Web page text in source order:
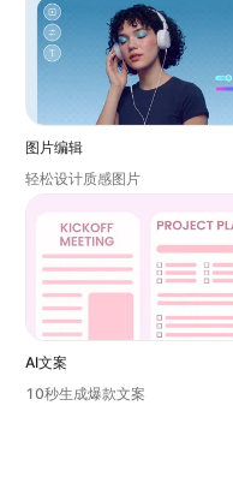
的酒杯或装饰物，也应保
单张海报还是整个系列，
吧海报爆款设计，从而在
图片编辑
轻松设计质感图片
AI文案
10秒生成爆款文案